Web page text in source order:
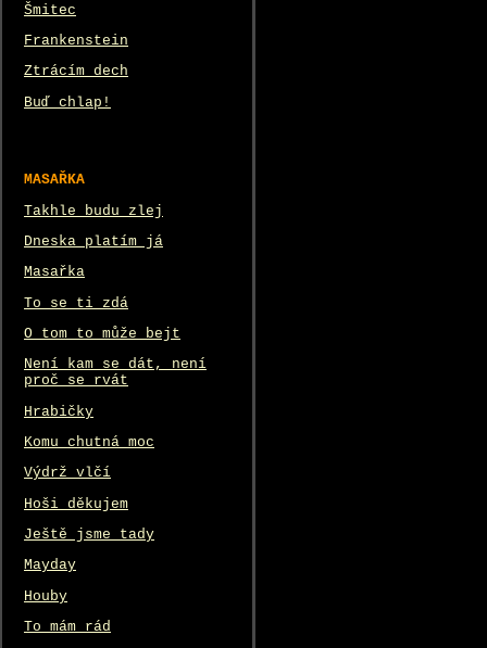
Šmitec
Frankenstein
Ztrácím dech
Buď chlap!
MASAŘKA
Takhle budu zlej
Dneska platím já
Masařka
To se ti zdá
O tom to může bejt
Není kam se dát, není
proč se rvát
Hrabičky
Komu chutná moc
Výdrž vlčí
Hoši děkujem
Ještě jsme tady
Mayday
Houby
To mám rád